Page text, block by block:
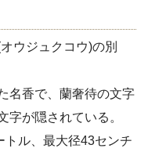
ウジュクコウ)の別
名香で、蘭奢待の文字
字が隠されている。
ル、最大径43センチ